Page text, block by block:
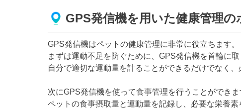
GPS発信機を用いた健康管理の
GPS発信機はペットの健康管理に非常に役立ちます。
まずは運動不足を防ぐために、GPS発信機を首輪に
自分で適切な運動量を計ることができるだけでなく
次にGPS発信機を使って食事管理を行うことができま
ペットの食事摂取量と運動量を記録し、必要な栄養素